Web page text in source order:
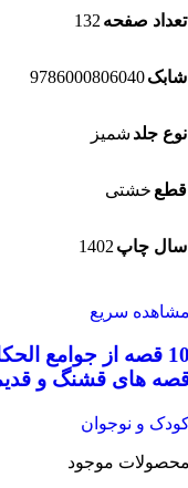
صفحه132
9786000806040
جلدشمیز
خشتی
چاپ1402
سریع
10 قصه از جوامع
های قشنگ و
و نوجوان
موجود